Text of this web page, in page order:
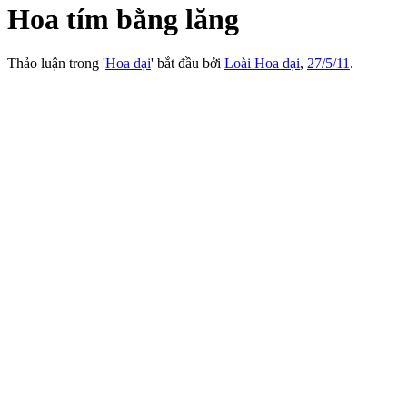
Hoa tím bằng lăng
Thảo luận trong 'Hoa dại' bắt đầu bởi Loài Hoa dại, 27/5/11.